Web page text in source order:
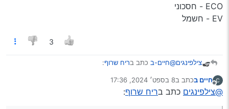
ECO - חסכוני
EV - חשמל
3
צילפינגים@חיים-ב כתב בריח שרוף:
על מצב POWER מנותק
חיים בכתב ב8 בספט׳ 2024, 17:36
נערך לאחרונה על ידי
@צילפינגים כתב בריח שרוף: